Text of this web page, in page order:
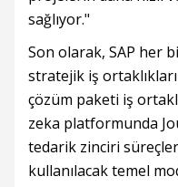
sağlıyor."
Son olarak, SAP her
stratejik iş
çözüm paketi iş
zeka platformunda
tedarik zinciri
kullanılacak temel